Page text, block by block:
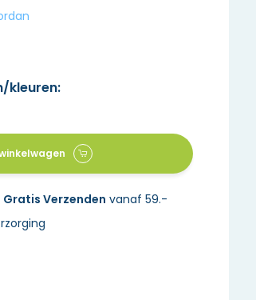
kleuren:
Gratis Verzenden vanaf 59.-